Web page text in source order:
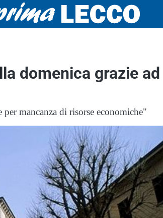
domenica grazie ad
mancanza di risorse economiche"